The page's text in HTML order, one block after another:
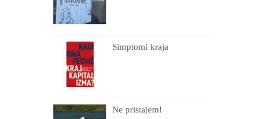
Simptomi kraja
Ne pristajem!